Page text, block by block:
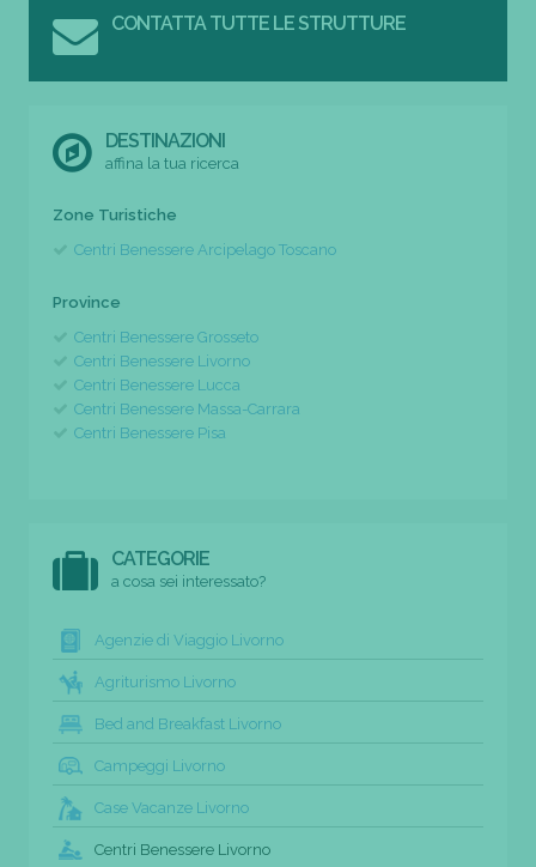
CONTATTA TUTTE LE STRUTTURE
DESTINAZIONI
affina la tua ricerca
Zone Turistiche
Centri Benessere Arcipelago Toscano
Province
Centri Benessere Grosseto
Centri Benessere Livorno
Centri Benessere Lucca
Centri Benessere Massa-Carrara
Centri Benessere Pisa
CATEGORIE
a cosa sei interessato?
Agenzie di Viaggio Livorno
Agriturismo Livorno
Bed and Breakfast Livorno
Campeggi Livorno
Case Vacanze Livorno
Centri Benessere Livorno